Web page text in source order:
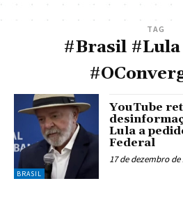
TAG
#Brasil #Lula
BRASIL
YouTube
Lula a
Federal
17 de dezembro de